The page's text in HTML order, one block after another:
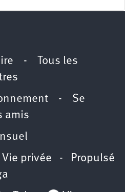
-
Tous les
- Se
amis
privée - Propulsé